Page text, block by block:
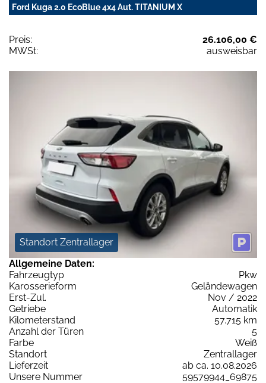
Ford Kuga 2.0 EcoBlue 4x4 Aut. TITANIUM X
Preis:
26.106,00 €
MWSt:
ausweisbar
Standort Zentrallager
Allgemeine Daten:
Fahrzeugtyp
Pkw
Karosserieform
Geländewagen
Erst-Zul.
Nov / 2022
Getriebe
Automatik
Kilometerstand
57.715 km
Anzahl der Türen
5
Farbe
Weiß
Standort
Zentrallager
Lieferzeit
ab ca. 10.08.2026
Unsere Nummer
59579944_69875